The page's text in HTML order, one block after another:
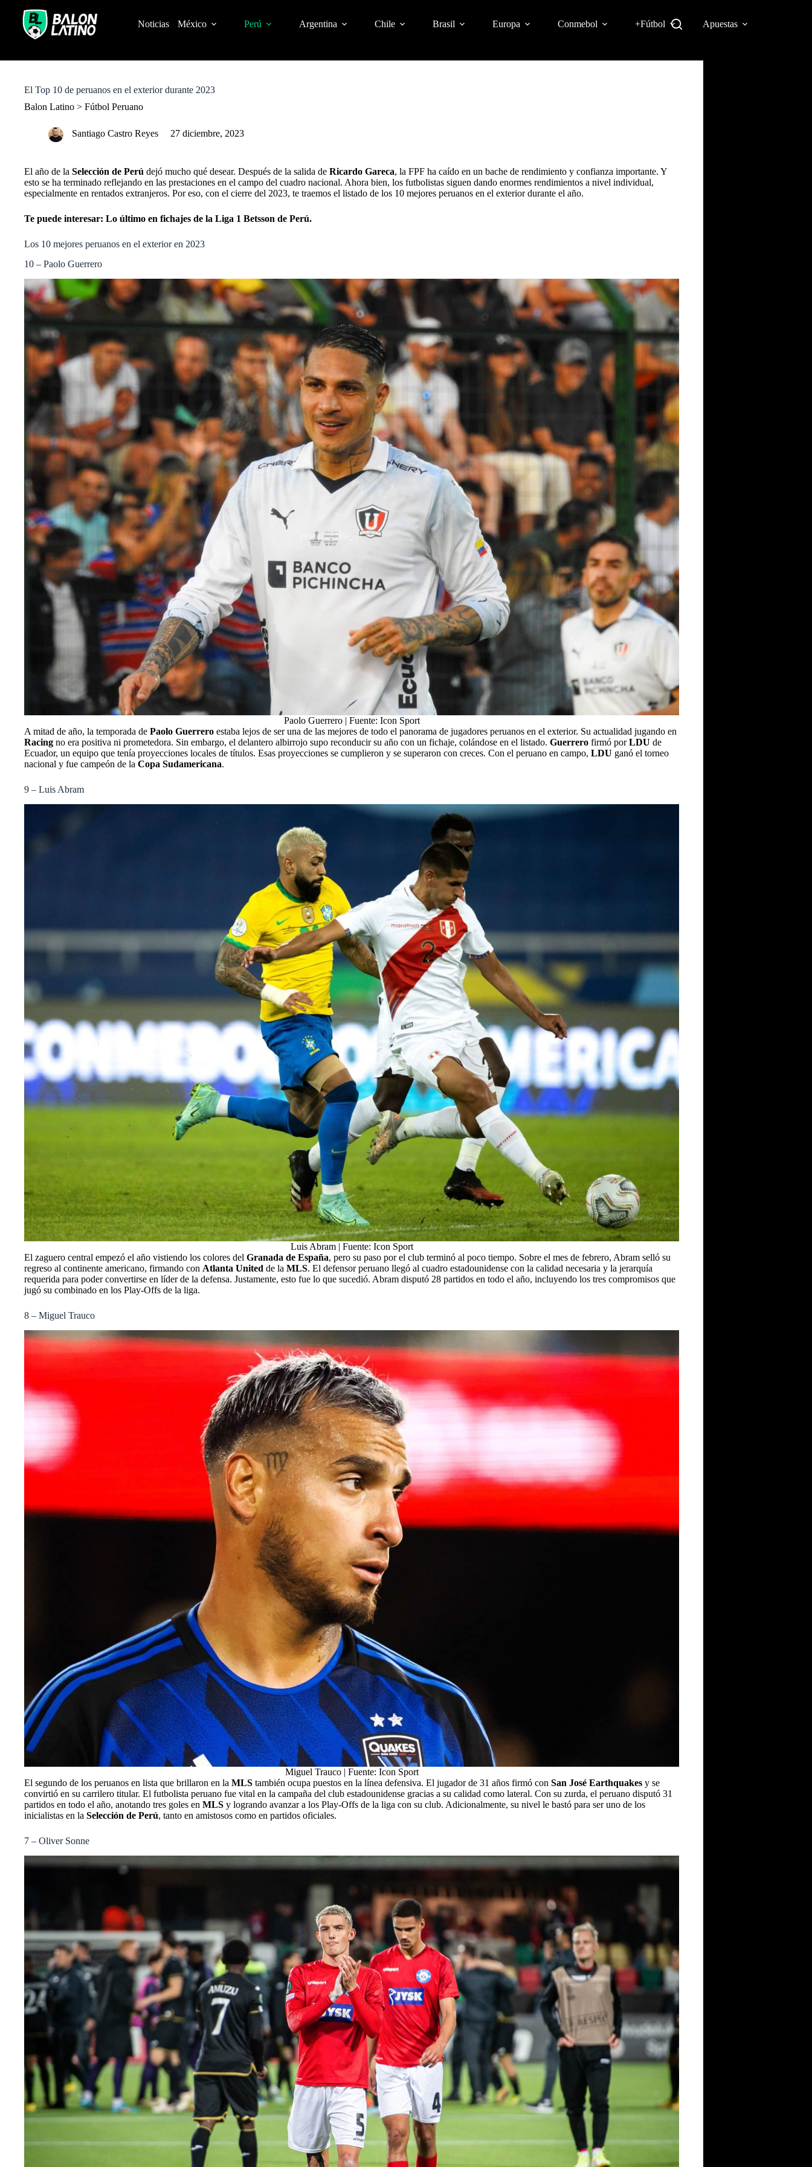
o
Noticias México Perú Argentina Chile Brasil Europa Conmebol +Fútbol Apuestas
El Top 10 de peruanos en el exterior durante 2023
Balon Latino > Fútbol Peruano
Santiago Castro Reyes 27 diciembre, 2023
El año de la Selección de Perú dejó mucho qué desear. Después de la salida de Ricardo Gareca, la FPF ha caído en un bache de rendimiento y confianza importante. Y
esto se ha terminado reflejando en las prestaciones en el campo del cuadro nacional. Ahora bien, los futbolistas siguen dando enormes rendimientos a nivel individual,
especialmente en rentados extranjeros. Por eso, con el cierre del 2023, te traemos el listado de los 10 mejores peruanos en el exterior durante el año.
Te puede interesar: Lo último en fichajes de la Liga 1 Betsson de Perú.
Los 10 mejores peruanos en el exterior en 2023
10 – Paolo Guerrero
Paolo Guerrero | Fuente: Icon Sport
A mitad de año, la temporada de Paolo Guerrero estaba lejos de ser una de las mejores de todo el panorama de jugadores peruanos en el exterior. Su actualidad jugando en
Racing no era positiva ni prometedora. Sin embargo, el delantero albirrojo supo reconducir su año con un fichaje, colándose en el listado. Guerrero firmó porLDU de
Ecuador, un equipo que tenía proyecciones locales de títulos. Esas proyecciones se cumplieron y se superaron con creces. Con el peruano en campo, LDU ganó el torneo
nacional y fue campeón de la Copa Sudamericana.
9 – Luis Abram
Luis Abram | Fuente: Icon Sport
El zaguero central empezó el año vistiendo los colores del Granada de España, pero su paso por el club terminó al poco tiempo. Sobre el mes de febrero, Abram selló su
regreso al continente americano, firmando con Atlanta United de la MLS. El defensor peruano llegó al cuadro estadounidense con la calidad necesaria y la jerarquía
requerida para poder convertirse en líder de la defensa. Justamente, esto fue lo que sucedió. Abram disputó 28 partidos en todo el año, incluyendo los tres compromisos que
jugó su combinado en los Play-Offs de la liga.
8 – Miguel Trauco
Miguel Trauco | Fuente: Icon Sport
El segundo de los peruanos en lista que brillaron en la MLS también ocupa puestos en la línea defensiva. El jugador de 31 años firmó con San José Earthquakes y se
convirtió en su carrilero titular. El futbolista peruano fue vital en la campaña del club estadounidense gracias a su calidad como lateral. Con su zurda, el peruano disputó 31
partidos en todo el año, anotando tres goles en MLS y logrando avanzar a los Play-Offs de la liga con su club. Adicionalmente, su nivel le bastó para ser uno de los
inicialistas en la Selección de Perú, tanto en amistosos como en partidos oficiales.
7 – Oliver Sonne